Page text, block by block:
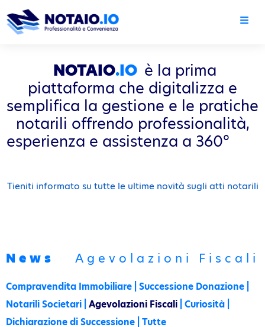
NOTAIO.IO è la prima
piattaforma che digitalizza e
semplifica la gestione e le pratiche
notarili offrendo professionalità,
esperienza e assistenza a 360°
Tieniti informato su tutte le ultime novità sugli atti notarili
News Agevolazioni Fiscali
Compravendita Immobiliare Successione Donazione
Notarili Societari Agevolazioni Fiscali Curiosità
Dichiarazione di Successione Tutte